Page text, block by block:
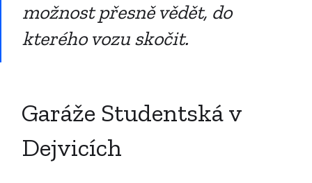
možnost přesně vědět, do
kterého vozu skočit.
Garáže Studentská v
Dejvicích